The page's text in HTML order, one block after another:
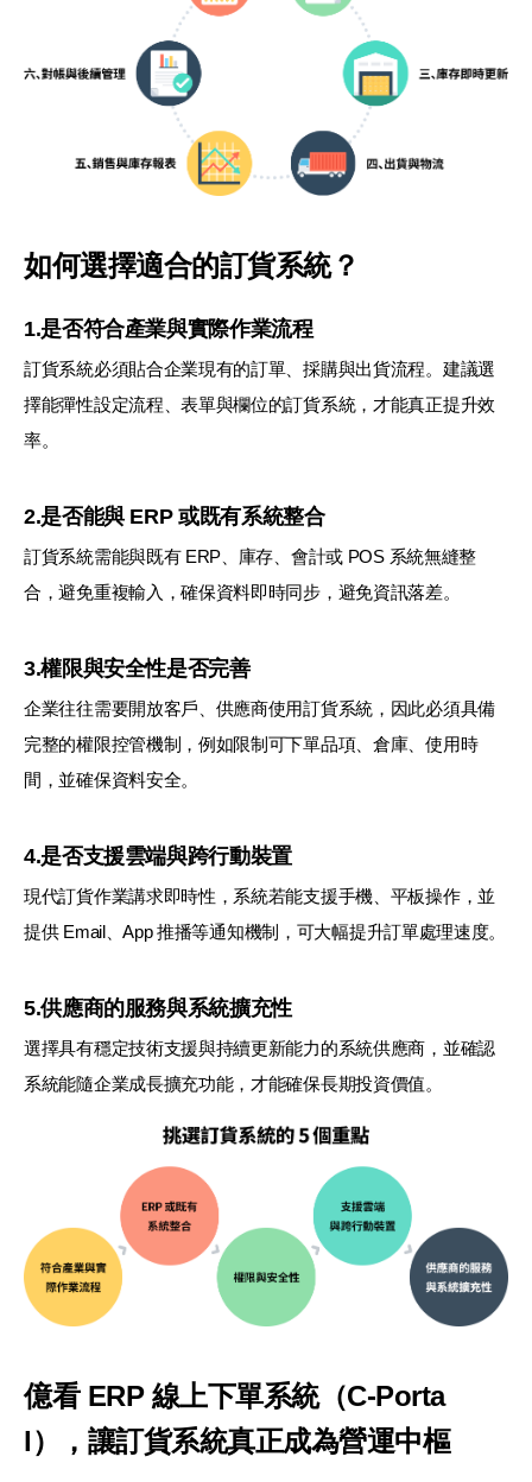
如何選擇適合的訂貨系統？
1.是否符合產業與實際作業流程
訂貨系統必須貼合企業現有的訂單、採購與出貨流程。建議選
擇能彈性設定流程、表單與欄位的訂貨系統，才能真正提升效
率。
2.是否能與 ERP 或既有系統整合
訂貨系統需能與既有 ERP、庫存、會計或 POS 系統無縫整
合，避免重複輸入，確保資料即時同步，避免資訊落差。
3.權限與安全性是否完善
企業往往需要開放客戶、供應商使用訂貨系統，因此必須具備
完整的權限控管機制，例如限制可下單品項、倉庫、使用時
間，並確保資料安全。
4.是否支援雲端與跨行動裝置
現代訂貨作業講求即時性，系統若能支援手機、平板操作，並
提供 Email、App 推播等通知機制，可大幅提升訂單處理速度。
5.供應商的服務與系統擴充性
選擇具有穩定技術支援與持續更新能力的系統供應商，並確認
系統能隨企業成長擴充功能，才能確保長期投資價值。
億看 ERP 線上下單系統（C-Porta
l），讓訂貨系統真正成為營運中樞